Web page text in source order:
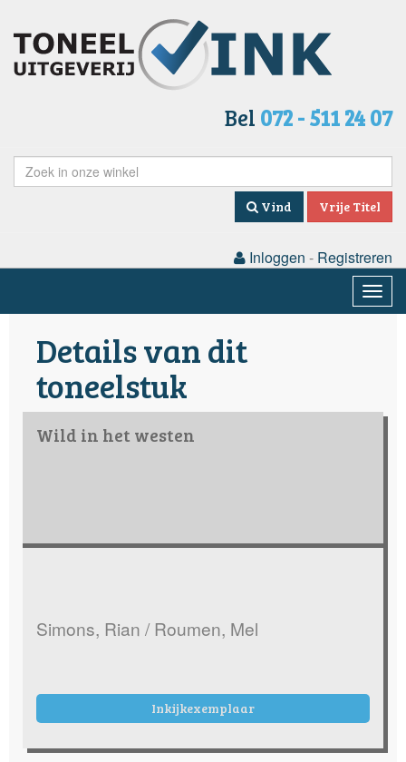
Bel 072 - 511 24 07
Vind Vrije Titel
Inloggen - Registreren
Details van dit
toneelstuk
Wild in het westen
Simons, Rian / Roumen, Mel
Inkijkexemplaar